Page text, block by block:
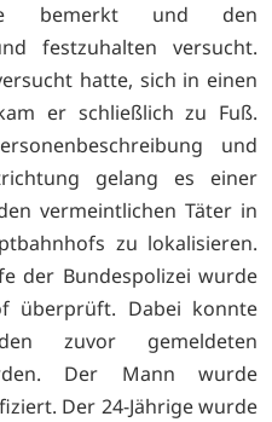
bemerkt und den
festzuhalten versucht.
hatte, sich in einen
er schließlich zu Fuß.
und
gelang es einer
vermeintlichen Täter in
zu lokalisieren.
der Bundespolizei wurde
überprüft. Dabei konnte
zuvor gemeldeten
Der Mann wurde
Der 24-Jährige wurde